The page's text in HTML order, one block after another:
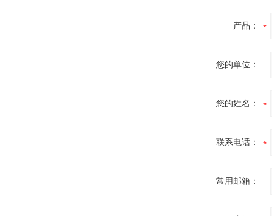
产品：
您的单位：
您的姓名：
联系电话：
常用邮箱：